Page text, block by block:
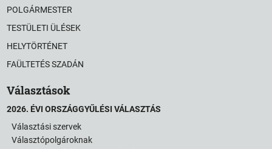
POLGÁRMESTER
TESTÜLETI ÜLÉSEK
HELYTÖRTÉNET
FAÜLTETÉS SZADÁN
Választások
2026. ÉVI ORSZÁGGYŰLÉSI VÁLASZTÁS
Választási szervek
Választópolgároknak